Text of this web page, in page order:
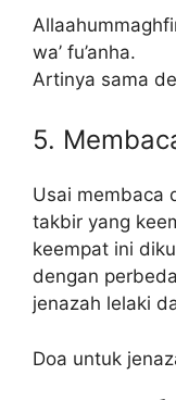
wa’ fu’anha.
Artinya sama
5.
Usai membaca
takbir yang
keempat ini
dengan
jenazah lelaki
Doa untuk